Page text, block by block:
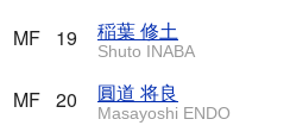
MF 19 稲葉 修土
Shuto INABA
MF 20 圓道 将良
Masayoshi ENDO